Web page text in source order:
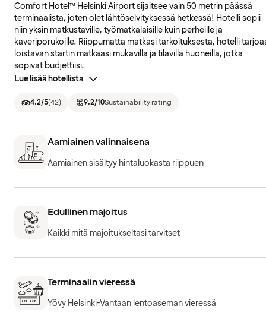
Comfort Hotel™ Helsinki Airport sijaitsee vain 50 metrin päässä
terminaalista, joten olet lähtöselvityksessä hetkessä! Hotelli sopii
niin yksin matkustaville, työmatkalaisille kuin perheille ja
kaveriporukoille. Riippumatta matkasi tarkoituksesta, hotelli
loistavan startin matkaasi mukavilla ja tilavilla huoneilla, jotka
sopivat budjettiisi.
Lue lisää hotellista
4.2/5(42) 9.2/10Sustainability rating
Aamiainen valinnaisena
Aamiainen sisältyy hintaluokasta riippuen
Edullinen majoitus
Kaikki mitä majoitukseltasi tarvitset
Terminaalin vieressä
Yövy Helsinki-Vantaan lentoaseman vieressä